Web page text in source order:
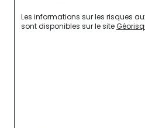
Les informations sur les risques
sont disponibles sur le site